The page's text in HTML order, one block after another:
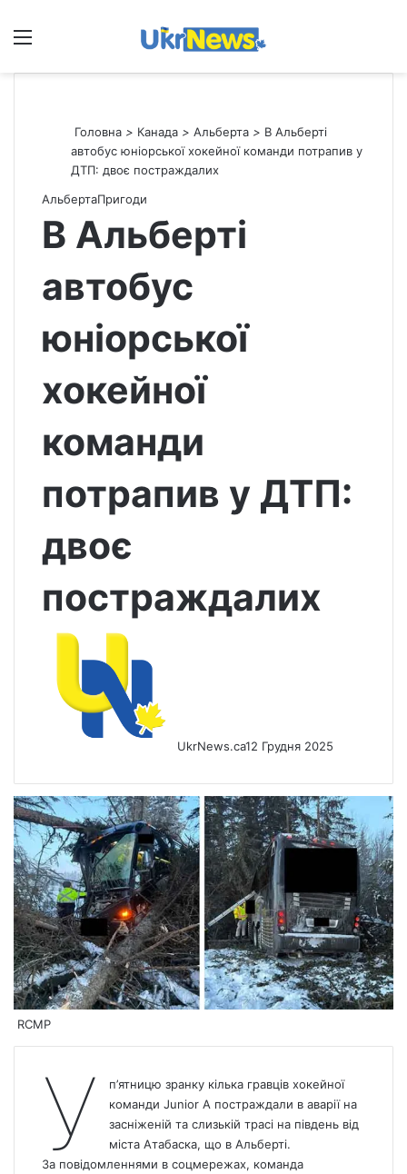
Меню
Головна > Канада > Альберта > В Альберті
автобус юніорської хокейної команди потрапив у
ДТП: двоє постраждалих
АльбертаПригоди
В Альберті
автобус
юніорської
хокейної
команди
потрапив у ДТП:
двоє
постраждалих
UkrNews.ca12 Грудня 2025
RCMP
У
п’ятницю зранку кілька гравців хокейної
команди Junior A постраждали в аварії на
засніженій та слизькій трасі на південь від
міста Атабаска, що в Альберті.
За повідомленнями в соцмережах, команда